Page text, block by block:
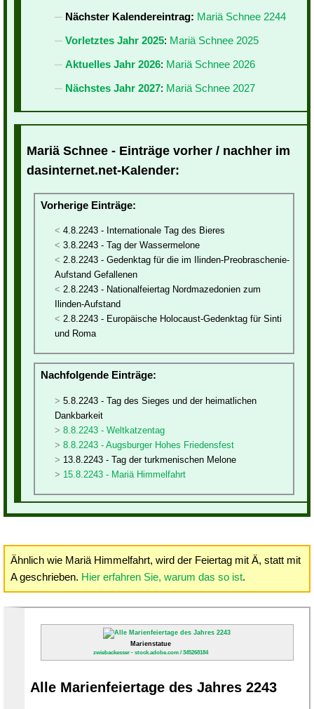
Nächster Kalendereintrag: Mariä Schnee 2244
Vorletztes Jahr 2025: Mariä Schnee 2025
Aktuelles Jahr 2026: Mariä Schnee 2026
Nächstes Jahr 2027: Mariä Schnee 2027
Mariä Schnee - Einträge vorher / nachher im
dasinternet.net-Kalender:
Vorherige Einträge:
4.8.2243 - Internationale Tag des Bieres
3.8.2243 - Tag der Wassermelone
2.8.2243 - Gedenktag für die im Ilinden-Preobraschenie-
Aufstand Gefallenen
2.8.2243 - Nationalfeiertag Nordmazedonien zum
Ilinden-Aufstand
2.8.2243 - Europäische Holocaust-Gedenktag für Sinti
und Roma
Nachfolgende Einträge:
5.8.2243 - Tag des Sieges und der heimatlichen
Dankbarkeit
8.8.2243 - Weltkatzentag
8.8.2243 - Augsburger Hohes Friedensfest
13.8.2243 - Tag der turkmenischen Melone
15.8.2243 - Mariä Himmelfahrt
Ähnlich wie Mariä Himmelfahrt, wird der Feiertag mit Ä, statt mit
A geschrieben. Hier erfahren Sie, warum das so ist.
Marienstatue
zwiebackesser - stock.adobe.com / 345268184
Alle Marienfeiertage des Jahres 2243